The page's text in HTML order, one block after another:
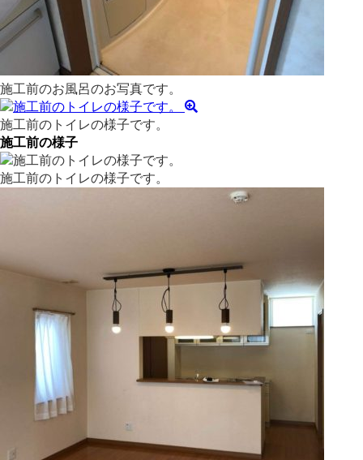
施工前のお風呂のお写真です。
施工前のトイレの様子です。
施工前の様子
施工前のトイレの様子です。